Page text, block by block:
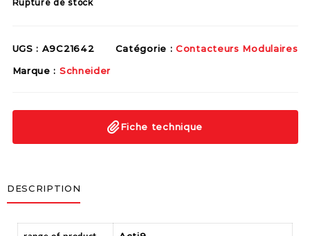
Rupture de stock
UGS : A9C21642 Catégorie :Contacteurs Modulaires
Marque : Schneider
Fiche technique
DESCRIPTION